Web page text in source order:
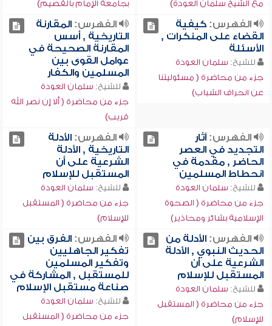
مع الشيخ سلمان العودة) بجامعة الإمام بالقصيم)
الفهرس:كيفية
القضاء على المنكرات ,
الأسئلة
للشيخ: سلمان العودة
جزء من محاضرة ( مسئوليتنا
عن انحراف الشباب)
الفهرس:المقارنة
التاريخية , أسس
المقارنة الصحيحة في
عوامل القوى بين
المسلمين والكفار
للشيخ: سلمان العودة
جزء من محاضرة ( ألا إن نصر الله
قريب)
الفهرس:آثار
التجديد في العصر
الحاضر , مقدمة في
انحطاط المسلمين
للشيخ: سلمان العودة
جزء من محاضرة ( الصحوة
الإسلامية بشائر ومحاذير)
الفهرس:الأدلة
التاريخية , الأدلة
الشرعية على أن
المستقبل للإسلام
للشيخ: سلمان العودة
جزء من محاضرة ( المستقبل
للإسلام)
الفهرس:الأدلة من
الحديث النبوي , الأدلة
الشرعية على أن
المستقبل للإسلام
للشيخ: سلمان العودة
جزء من محاضرة ( المستقبل
للإسلام)
الفهرس:الفرق بين
تفكير الجاهليين
وتفكير المسلمين
للمستقبل , المشاركة في
صناعة مستقبل الإسلام
للشيخ: سلمان العودة
جزء من محاضرة ( المستقبل